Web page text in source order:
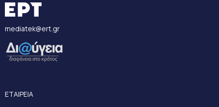
mediatek@ert.gr
ΕΤΑΙΡΕΙΑ